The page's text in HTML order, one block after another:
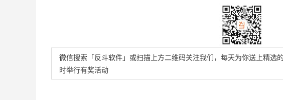
微信搜索「反斗软件」或扫描上方二维码关注我们，每天为你送上精选
时举行有奖活动